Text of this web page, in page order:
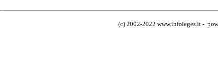
(c) 2002-2022 www.infoleges.it -